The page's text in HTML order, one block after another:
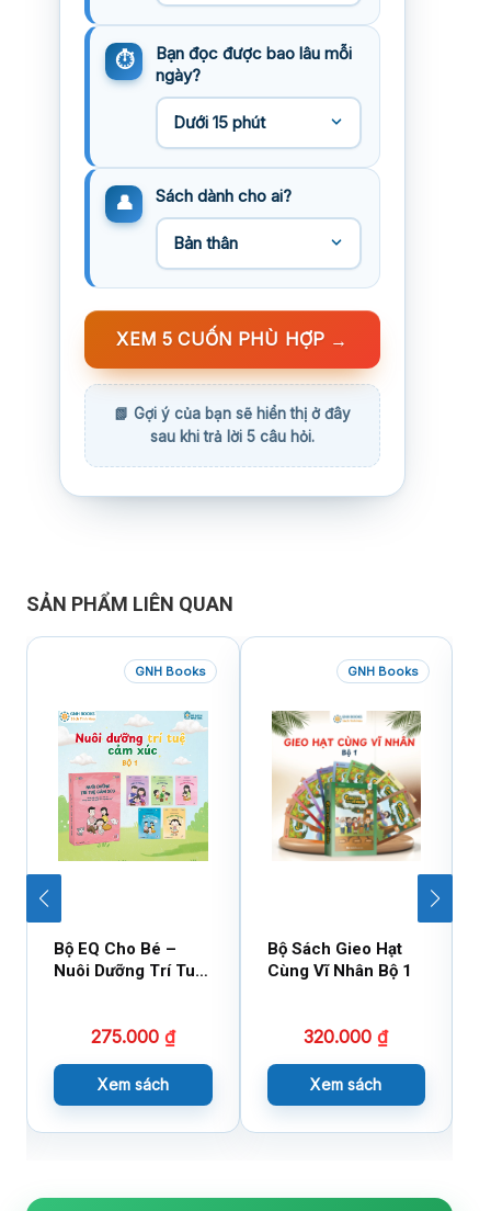
Bạn đọc được bao lâu mỗi
ngày?
Sách dành cho ai?
XEM 5 CUỐN PHÙ HỢP →
SẢN PHẨM LIÊN QUAN
GNH Books
Bộ EQ Cho Bé –
Nuôi Dưỡng Trí Tuệ
275.000 ₫
Xem sách
GNH Books
Bộ Sách Gieo Hạt
Cùng Vĩ Nhân Bộ 1
320.000₫
Xem sách